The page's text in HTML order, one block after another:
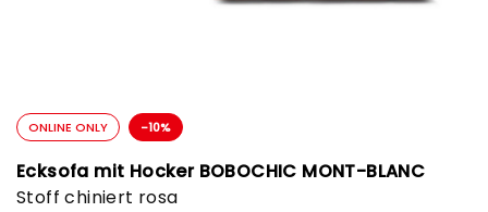
ONLINE ONLY -10%
Ecksofa mit Hocker BOBOCHIC MONT-BLANC
Stoff chiniert rosa